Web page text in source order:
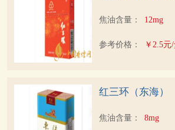
焦油含量： 12mg
参考价格： ￥2.5元
红三环（东海）
焦油含量： 8mg